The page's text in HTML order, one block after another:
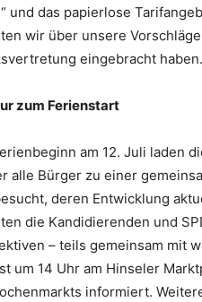
und das papierlose
wir über unsere
eingebracht
zum Ferienstart
am 12. Juli laden
alle Bürger zu einer
deren Entwicklung
die Kandidierenden und
– teils gemeinsam mit
um 14 Uhr am Hinseler
informiert.